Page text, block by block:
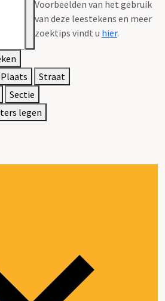
Voorbeelden van het gebruik
van deze leestekens en meer
zoektips vindt u hier.
Plaats
Straat
Sectie
legen